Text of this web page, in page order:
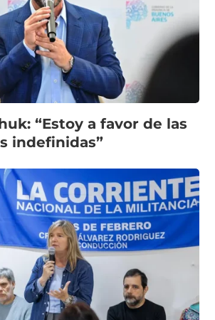
“Estoy a favor de las
indefinidas”